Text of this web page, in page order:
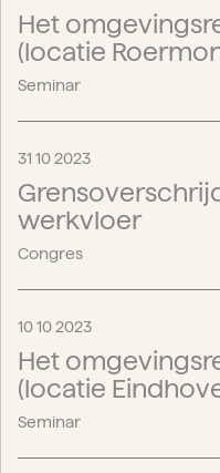
Het
(locatie
Seminar
31 10 2023
werkvloer
Congres
10 10 2023
Het
(locatie
Seminar